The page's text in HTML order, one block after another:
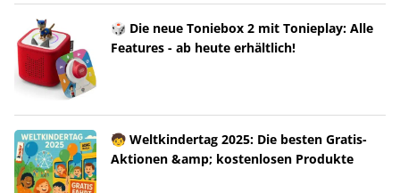
🎲 Die neue Toniebox 2 mit Tonieplay: Alle
Features - ab heute erhältlich!
🧒 Weltkindertag 2025: Die besten Gratis-
Aktionen &amp; kostenlosen Produkte